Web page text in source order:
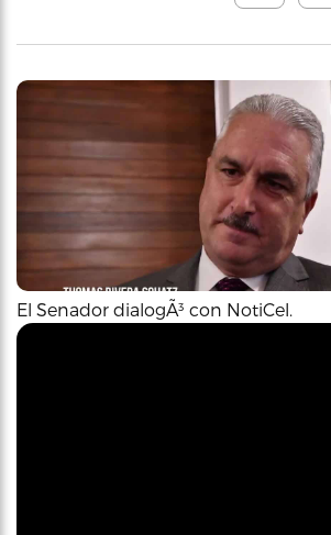
El Senador dialogÃ³ con NotiCel.